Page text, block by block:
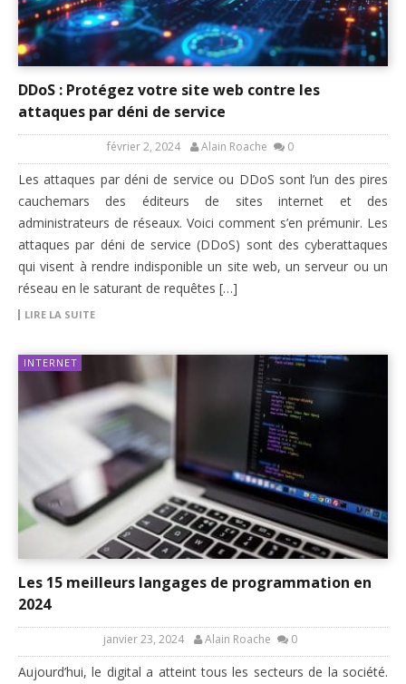
DDoS : Protégez votre site web contre les
attaques par déni de service
février 2, 2024 Alain Roache 0
Les attaques par déni de service ou DDoS sont l’un des pires
cauchemars des éditeurs de sites internet et des
administrateurs de réseaux. Voici comment s’en prémunir. Les
attaques par déni de service (DDoS) sont des cyberattaques
qui visent à rendre indisponible un site web, un serveur ou un
réseau en le saturant de requêtes […]
LIRE LA SUITE
INTERNET
Les 15 meilleurs langages de programmation en
2024
janvier 23, 2024 Alain Roache 0
Aujourd’hui, le digital a atteint tous les secteurs de la société.